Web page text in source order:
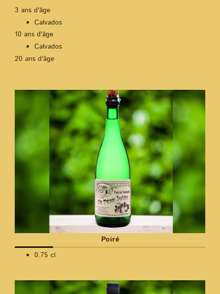
3 ans d'âge
Calvados
10 ans d'âge
Calvados
20 ans d'âge
Poiré
0.75 cl